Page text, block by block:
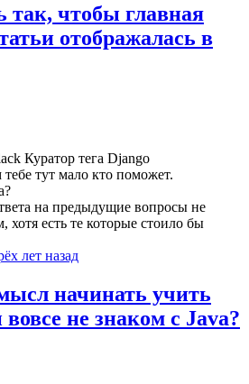
так, чтобы главная
отображалась в
Куратор тега Django
тут мало кто поможет.
на предыдущие вопросы не
хотя есть те которые стоило бы
лет назад
начинать учить
не знаком с Java?